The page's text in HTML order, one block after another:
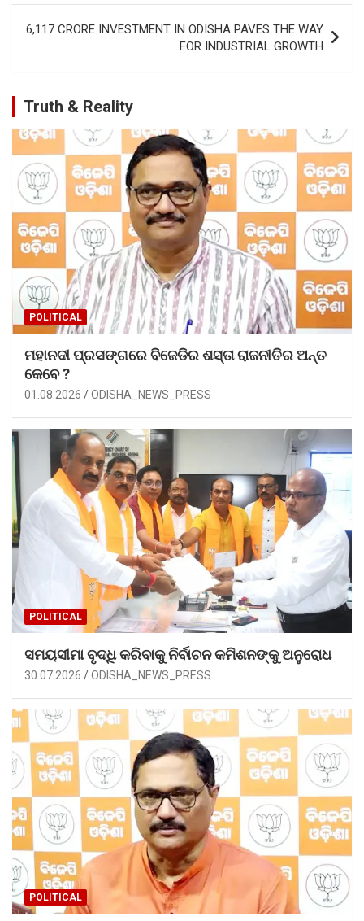
k
p
6,117 CRORE INVESTMENT IN ODISHA PAVES THE WAY
FOR INDUSTRIAL GROWTH
Truth & Reality
POLITICAL
ମହାନଦୀ ପ୍ରସଙ୍ଗରେ ବିଜେଡିର ଶସ୍ତା ରାଜନୀତିର ଅନ୍ତ
କେବେ ?
01.08.2026 ODISHA_NEWS_PRESS
POLITICAL
ସମୟସୀମା ବୃଦ୍ଧି କରିବାକୁ ନିର୍ବାଚନ କମିଶନଙ୍କୁ ଅନୁରୋଧ
30.07.2026 ODISHA_NEWS_PRESS
POLITICAL